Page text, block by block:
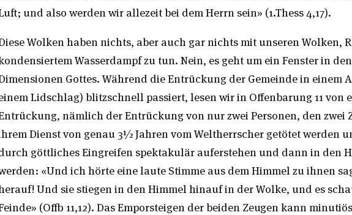
und also werden wir allezeit bei dem Herrn sein» (1.Thess 4,17).
Wolken haben nichts, aber auch gar nichts mit unseren Wolken,
Wasserdampf zu tun. Nein, es geht um ein Fenster in
Gottes. Während die Entrückung der Gemeinde in einem
Lidschlag) blitzschnell passiert, lesen wir in Offenbarung 11 von
nämlich der Entrückung von nur zwei Personen, den zwei
Dienst von genau 3½ Jahren vom Weltherrscher getötet werden
göttliches Eingreifen spektakulär auferstehen und dann in den
«Und ich hörte eine laute Stimme aus dem Himmel zu ihnen
Und sie stiegen in den Himmel hinauf in der Wolke, und es
(Offb 11,12). Das Emporsteigen der beiden Zeugen kann